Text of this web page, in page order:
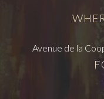
Avenue de la